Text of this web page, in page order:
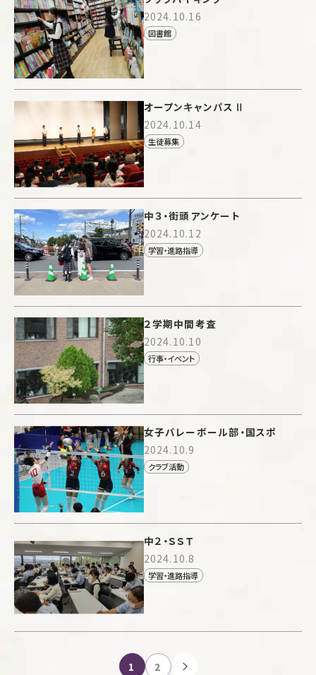
2024.10.16
図書館
オープンキャンパスⅡ
2024.10.14
生徒募集
中３・街頭アンケート
2024.10.12
学習・進路指導
２学期中間考査
2024.10.10
行事・イベント
女子バレーボール部・国スポ
2024.10.9
クラブ活動
中２・ＳＳＴ
2024.10.8
学習・進路指導
1 2